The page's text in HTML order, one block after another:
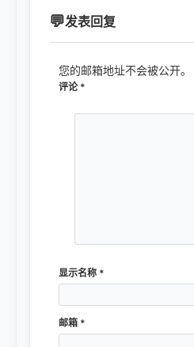
发表回复
您的邮箱地址不会被公开。
评论 *
显示名称 *
邮箱 *